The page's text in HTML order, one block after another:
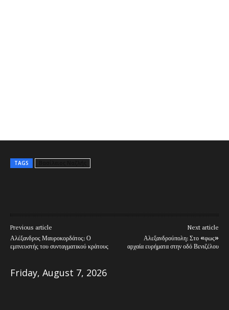
TAGS
Previous article
Αλέξανδρος Μαυροκορδάτος: Ο
εμπνευστής του συνταγματικού κράτους
Next article
Αλεξανδρούπολη: Στο «φως»
αρχαία ευρήματα στην οδό Βενιζέλου
Friday, August 7, 2026